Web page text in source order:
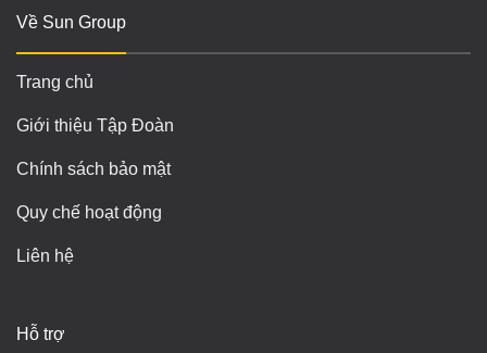
Về Sun Group
Trang chủ
Giới thiệu Tập Đoàn
Chính sách bảo mật
Quy chế hoạt động
Liên hệ
Hỗ trợ